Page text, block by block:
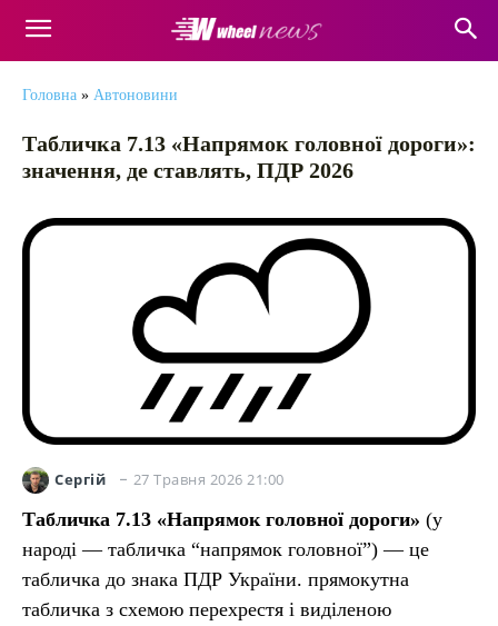
Головна » Автоновини
Табличка 7.13 «Напрямок головної дороги»:
значення, де ставлять, ПДР 2026
Сергій 27 Травня 2026 21:00
Табличка 7.13 «Напрямок головної дороги» (у
народі — табличка “напрямок головної”) — це
табличка до знака ПДР України. прямокутна
табличка з схемою перехрестя і виділеною